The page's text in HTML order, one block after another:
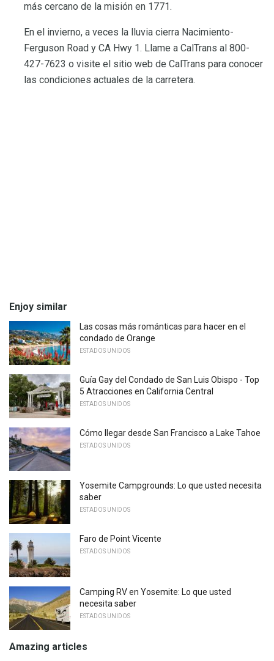
más cercano de la misión en 1771.
En el invierno, a veces la lluvia cierra Nacimiento-
Ferguson Road y CA Hwy 1. Llame a CalTrans al 800-
427-7623 o visite el sitio web de CalTrans para conocer
las condiciones actuales de la carretera.
Enjoy similar
Las cosas más románticas para hacer en el
condado de Orange
ESTADOS UNIDOS
Guía Gay del Condado de San Luis Obispo - Top
5 Atracciones en California Central
ESTADOS UNIDOS
Cómo llegar desde San Francisco a Lake Tahoe
ESTADOS UNIDOS
Yosemite Campgrounds: Lo que usted necesita
saber
ESTADOS UNIDOS
Faro de Point Vicente
ESTADOS UNIDOS
Camping RV en Yosemite: Lo que usted
necesita saber
ESTADOS UNIDOS
Amazing articles